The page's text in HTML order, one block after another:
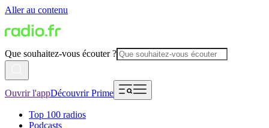
Aller au contenu
Que souhaitez-vous écouter ?
Ouvrir l'appDécouvrir Prime
Top 100 radios
Podcasts